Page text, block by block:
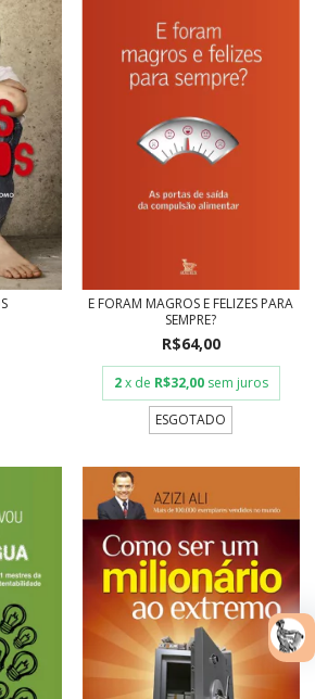
E FORAM MAGROS E FELIZES PARA
SEMPRE?
R$64,00
2 x de R$32,00 sem juros
ESGOTADO